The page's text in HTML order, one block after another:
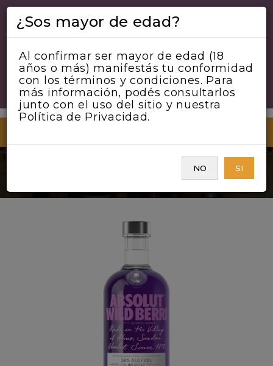
ABSOLUT WILD BERRI VODKA 700CC
¿Sos mayor de edad?
Al confirmar ser mayor de edad (18
años o más) manifestás tu conformidad
con los términos y condiciones. Para
más información, podés consultarlos
junto con el uso del sitio y nuestra
Política de Privacidad.
NO SI